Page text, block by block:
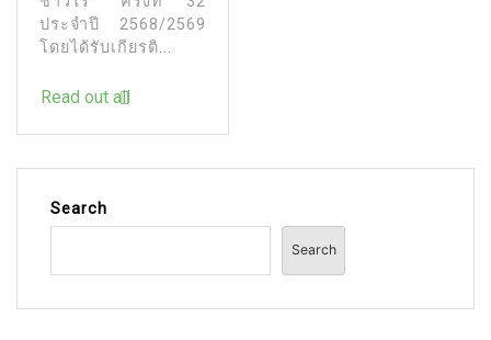
ประจำปี 2568/2569
โดยได้รับเกียรติ...
Read out all
Search
Search